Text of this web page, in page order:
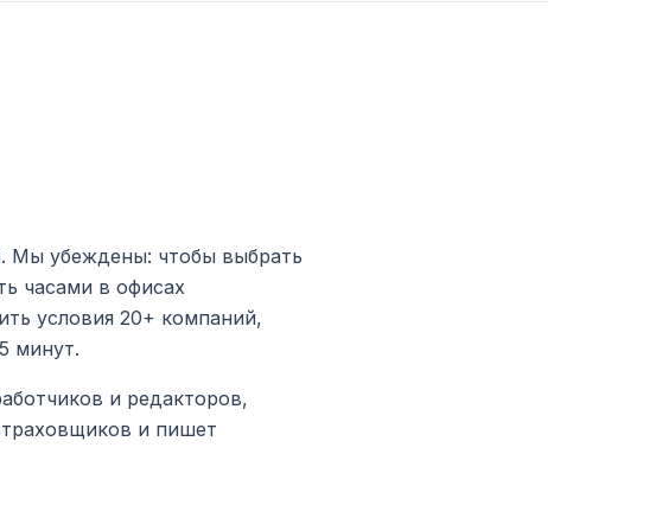
. Мы убеждены: чтобы выбрать
часами в офисах
условия 20+ компаний,
минут.
и редакторов,
и пишет